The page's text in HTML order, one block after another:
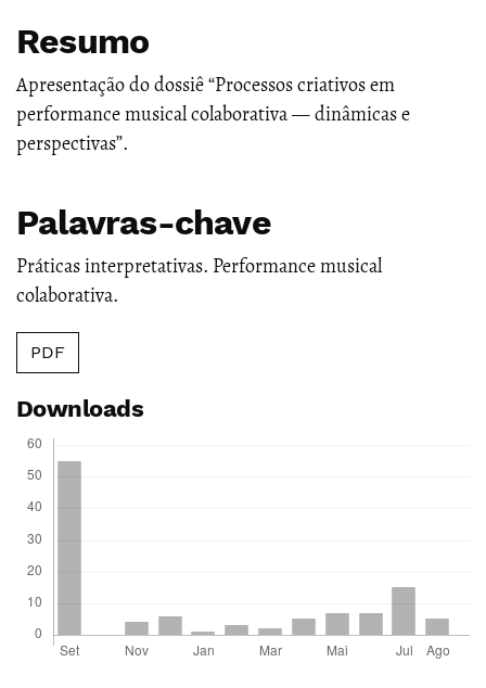
Resumo
Apresentação do dossiê “Processos criativos em
performance musical colaborativa — dinâmicas e
perspectivas”.
Palavras-chave
Práticas interpretativas. Performance musical
colaborativa.
PDF
Downloads